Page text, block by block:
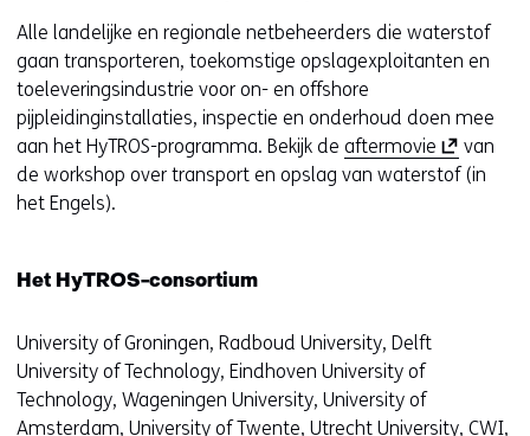
Alle landelijke en regionale netbeheerders die waterstof
gaan transporteren, toekomstige opslagexploitanten en
toeleveringsindustrie voor on- en offshore
pijpleidinginstallaties, inspectie en onderhoud doen mee
aan het HyTROS-programma. Bekijk de aftermovie (
o
e
van
de workshop over transport en opslag van waterstof (in
het Engels).
Het HyTROS-consortium
University of Groningen, Radboud University, Delft
University of Technology, Eindhoven University of
Technology, Wageningen University, University of
Amsterdam, University of Twente, Utrecht University, CWI,